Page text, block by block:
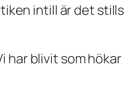
intill är det
blivit som hökar